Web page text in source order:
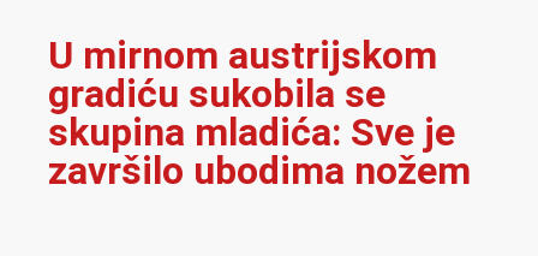
U mirnom austrijskom
gradiću sukobila se
skupina mladića: Sve je
završilo ubodima nožem